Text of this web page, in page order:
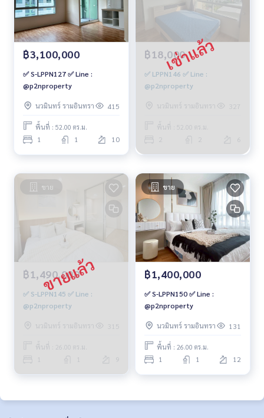
฿3,100,000
✅ S-LPPN127 ✅ Line :
@p2nproperty
นวมินทร์ รามอินทรา 415
พื้นที่ : 52.00 ตร.ม.
1 1 10
฿18,000
✅ LPPN146 ✅ Line :
@p2nproperty
นวมินทร์ รามอินทรา 327
พื้นที่ : 52.00 ตร.ม.
6
ขาย
฿1,490,000
✅ S-LPPN145 ✅ Line :
@p2nproperty
นวมินทร์ รามอินทรา 315
พื้นที่ : 26.00 ตร.ม.
9
ขาย
฿1,400,000
✅ S-LPPN150 ✅ Line :
@p2nproperty
นวมินทร์ รามอินทรา 131
พื้นที่ : 26.00 ตร.ม.
1 1 12